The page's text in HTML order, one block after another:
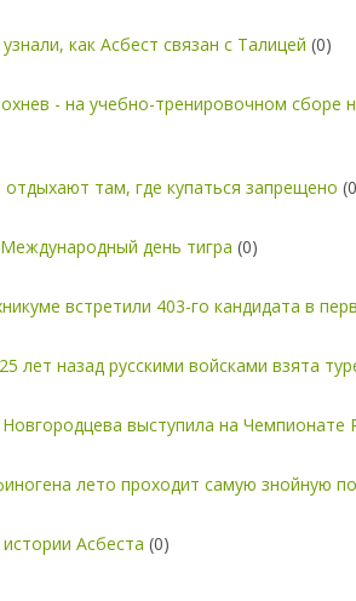
как Асбест связан с Талицей (0)
- на учебно-тренировочном сборе
там, где купаться запрещено
день тигра (0)
встретили 403-го кандидата в
лет назад русскими войсками взята
выступила на Чемпионате
лето проходит самую знойную
Асбеста (0)